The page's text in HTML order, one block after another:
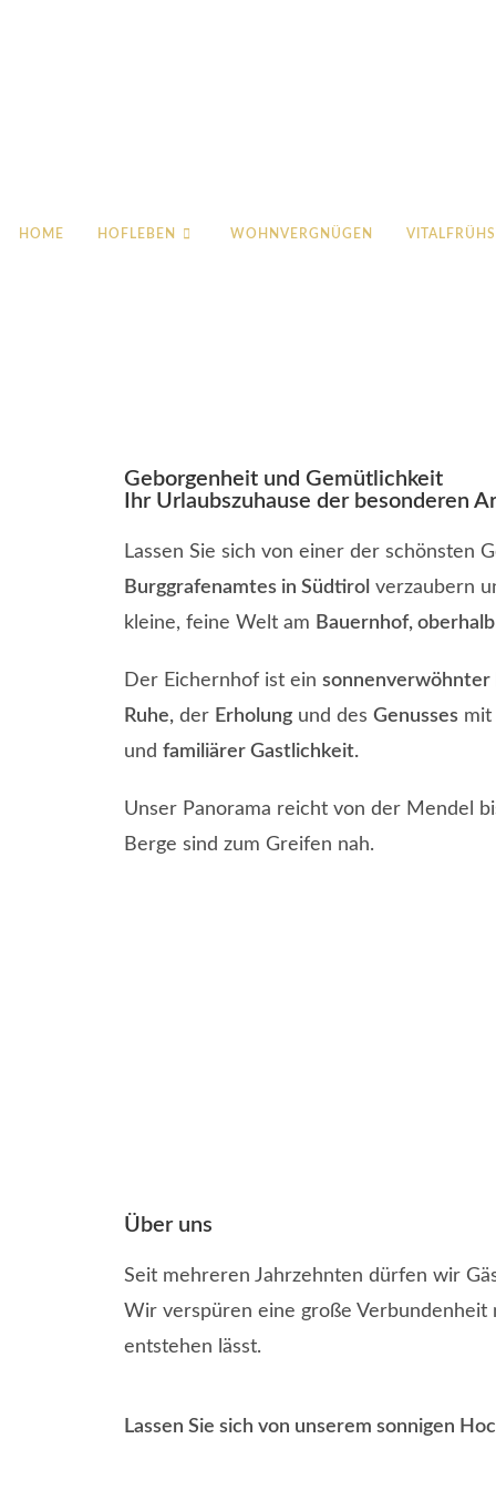
HOME HOFLEBEN WOHNVERGNÜGEN
Geborgenheit und Gemütlichkeit
Ihr Urlaubszuhause der besonderen
Lassen Sie sich von einer der schönsten
Burggrafenamtes in Südtirol verzaubern
kleine, feine Welt am Bauernhof,
Der Eichernhof ist ein sonnenverwöhnter
Ruhe, der Erholung und des Genusses mit
und familiärer Gastlichkeit.
Unser Panorama reicht von der Mendel
Berge sind zum Greifen nah.
Über uns
Seit mehreren Jahrzehnten dürfen wir
Wir verspüren eine große Verbundenheit
entstehen lässt.
Lassen Sie sich von unserem sonnigen